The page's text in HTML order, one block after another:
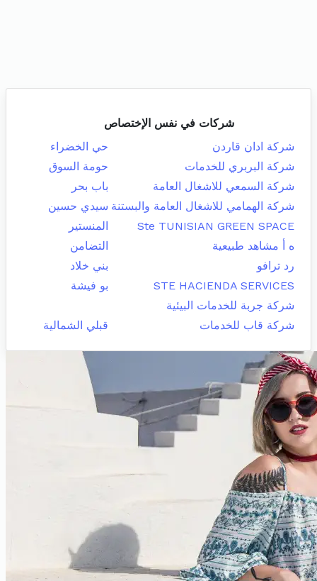
شركات في نفس الإختصاص
شركة ادان قاردن
حي الخضراء
شركة البربري للخدمات
حومة السوق
شركة السمعي للاشغال العامة
باب بحر
شركة الهمامي للاشغال العامة والبستنة سيدي حسين
Ste TUNISIAN GREEN SPACE
المنستير
ه أ مشاهد طبيعية
التضامن
رد ترافو
بني خلاد
STE HACIENDA SERVICES
بو فيشة
شركة جربة للخدمات البيئية
شركة قاب للخدمات
قبلي الشمالية